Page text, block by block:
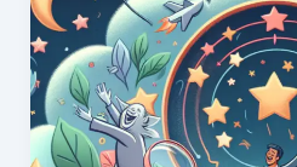
잡
는
꿈,
새
로